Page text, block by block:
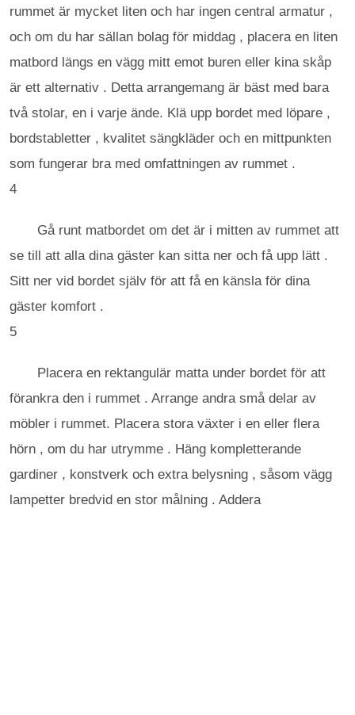
rummet är mycket liten och har ingen central armatur ,
och om du har sällan bolag för middag , placera en liten
matbord längs en vägg mitt emot buren eller kina skåp
är ett alternativ . Detta arrangemang är bäst med bara
två stolar, en i varje ände. Klä upp bordet med löpare ,
bordstabletter , kvalitet sängkläder och en mittpunkten
som fungerar bra med omfattningen av rummet .
4
Gå runt matbordet om det är i mitten av rummet att
se till att alla dina gäster kan sitta ner och få upp lätt .
Sitt ner vid bordet själv för att få en känsla för dina
gäster komfort .
5
Placera en rektangulär matta under bordet för att
förankra den i rummet . Arrange andra små delar av
möbler i rummet. Placera stora växter i en eller flera
hörn , om du har utrymme . Häng kompletterande
gardiner , konstverk och extra belysning , såsom vägg
lampetter bredvid en stor målning . Addera